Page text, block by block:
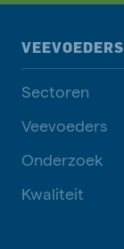
VEEVOEDERS
Sectoren
Veevoeders
Onderzoek
Kwaliteit